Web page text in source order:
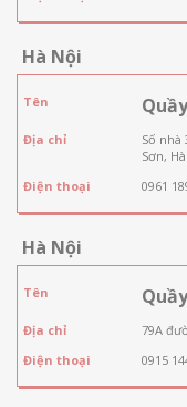
Hà Nội
Tên
Địa chỉ
Số nhà
Sơn,
Điện thoại
0961
Hà Nội
Tên
Địa chỉ
79A
Điện thoại
0915